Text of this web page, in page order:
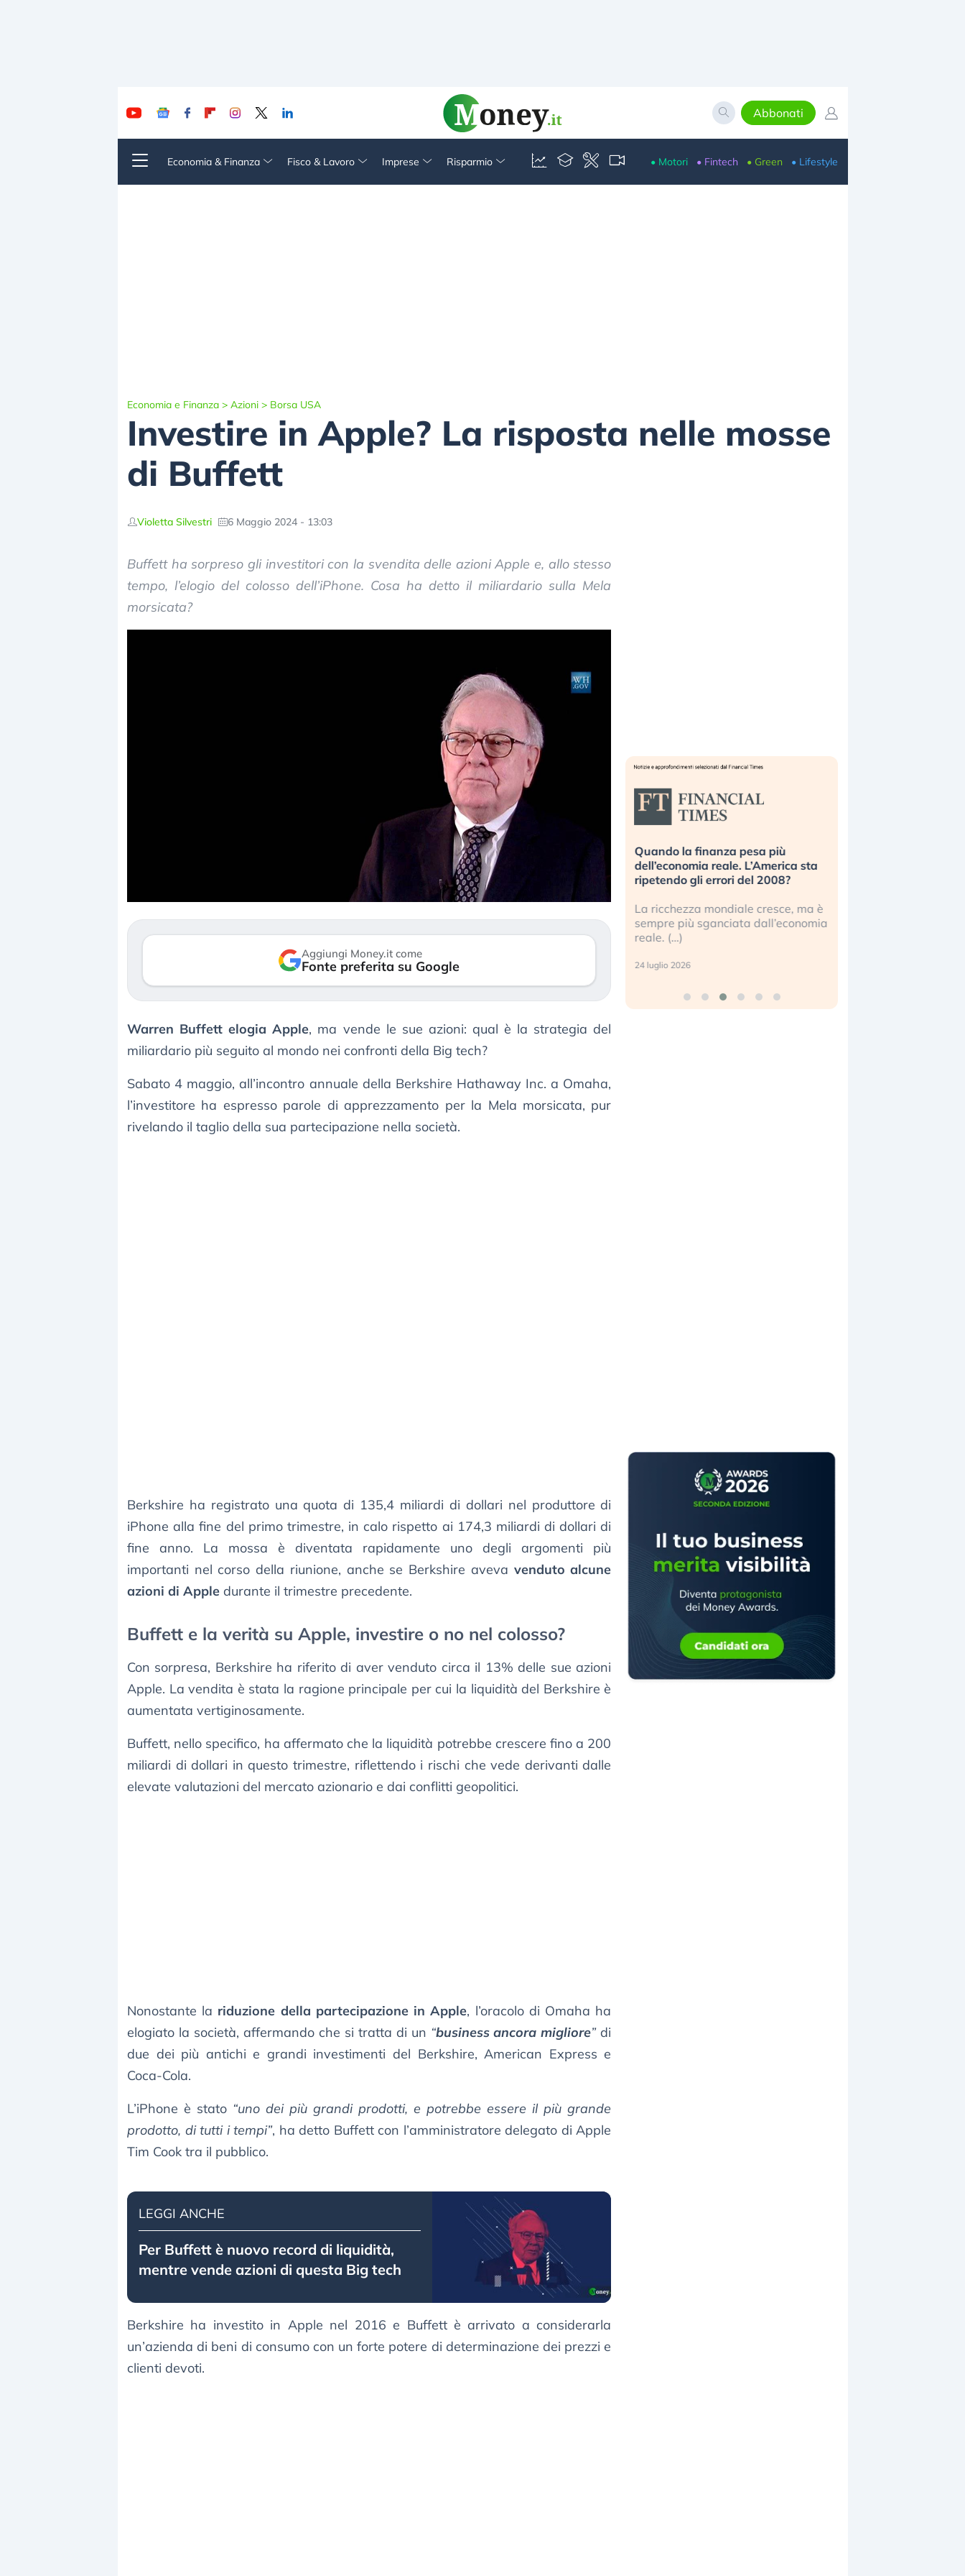
Abbonati
Economia & Finanza Fisco & Lavoro Imprese Risparmio • Motori • Fintech • Green • Lifestyle
Economia e Finanza > Azioni > Borsa USA
Investire in Apple? La risposta nelle mosse
di Buffett
Violetta Silvestri 6 Maggio 2024 - 13:03
Buffett ha sorpreso gli investitori con la svendita delle azioni Apple e, allo stesso
tempo, l’elogio del colosso dell’iPhone. Cosa ha detto il miliardario sulla Mela
morsicata?
Aggiungi Money.it come
Fonte preferita su Google
Warren Buffett elogia Apple, ma vende le sue azioni: qual è la strategia del
miliardario più seguito al mondo nei confronti della Big tech?
Sabato 4 maggio, all’incontro annuale della Berkshire Hathaway Inc. a Omaha,
l’investitore ha espresso parole di apprezzamento per la Mela morsicata, pur
rivelando il taglio della sua partecipazione nella società.
Berkshire ha registrato una quota di 135,4 miliardi di dollari nel produttore di
iPhone alla fine del primo trimestre, in calo rispetto ai 174,3 miliardi di dollari di
fine anno. La mossa è diventata rapidamente uno degli argomenti più
importanti nel corso della riunione, anche se Berkshire aveva venduto alcune
azioni di Apple durante il trimestre precedente.
Buffett e la verità su Apple, investire o no nel colosso?
Con sorpresa, Berkshire ha riferito di aver venduto circa il 13% delle sue azioni
Apple. La vendita è stata la ragione principale per cui la liquidità del Berkshire è
aumentata vertiginosamente.
Buffett, nello specifico, ha affermato che la liquidità potrebbe crescere fino a 200
miliardi di dollari in questo trimestre, riflettendo i rischi che vede derivanti dalle
elevate valutazioni del mercato azionario e dai conflitti geopolitici.
Nonostante la riduzione della partecipazione in Apple, l’oracolo di Omaha ha
elogiato la società, affermando che si tratta di un “business ancora migliore”di
due dei più antichi e grandi investimenti del Berkshire, American Express e
Coca-Cola.
L’iPhone è stato “uno dei più grandi prodotti, e potrebbe essere il più grande
prodotto, di tutti i tempi”, ha detto Buffett con l’amministratore delegato di Apple
Tim Cook tra il pubblico.
LEGGI ANCHE
Per Buffett è nuovo record di liquidità,
mentre vende azioni di questa Big tech
Berkshire ha investito in Apple nel 2016 e Buffett è arrivato a considerarla
un’azienda di beni di consumo con un forte potere di determinazione dei prezzi e
clienti devoti.
correzione. Cosa sta guidando il
mostrando segni di stanchezza
verso le (…)
«La mia vita è rovinata». Investitori
in preda al panico dopo lo scoppio
della bolla AI
Kospi, mentre gli investitori retail (…)
30 luglio 2026
Quando la finanza pesa più
dell’economia reale. L’America sta
ripetendo gli errori del 2008?
La ricchezza mondiale cresce, ma è
sempre più sganciata dall’economia
reale. (…)
24 luglio 2026